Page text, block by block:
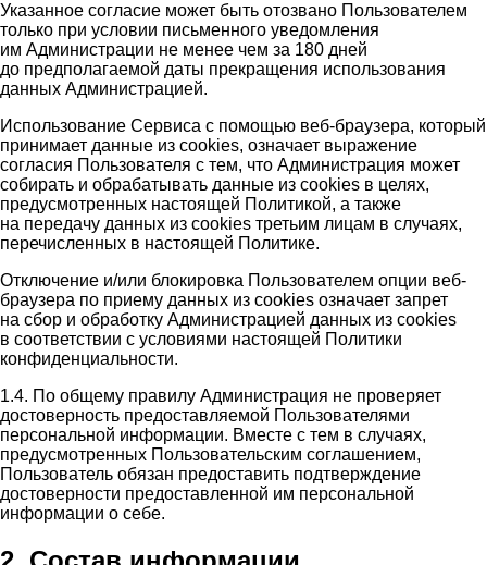
Указанное согласие может быть отозвано Пользователем
только при условии письменного уведомления
им Администрации не менее чем за 180 дней
до предполагаемой даты прекращения использования
данных Администрацией.
Использование Сервиса с помощью веб-браузера, который
принимает данные из cookies, означает выражение
согласия Пользователя с тем, что Администрация может
собирать и обрабатывать данные из cookies в целях,
предусмотренных настоящей Политикой, а также
на передачу данных из cookies третьим лицам в случаях,
перечисленных в настоящей Политике.
Отключение и/или блокировка Пользователем опции веб-
браузера по приему данных из cookies означает запрет
на сбор и обработку Администрацией данных из cookies
в соответствии с условиями настоящей Политики
конфиденциальности.
1.4. По общему правилу Администрация не проверяет
достоверность предоставляемой Пользователями
персональной информации. Вместе с тем в случаях,
предусмотренных Пользовательским соглашением,
Пользователь обязан предоставить подтверждение
достоверности предоставленной им персональной
информации о себе.